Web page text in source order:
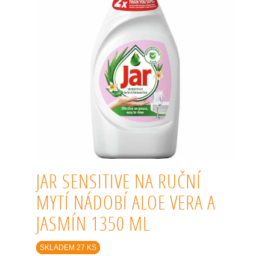
JAR SENSITIVE NA RUČNÍ
MYTÍ NÁDOBÍ ALOE VERA A
JASMÍN 1350 ML
SKLADEM 27 KS